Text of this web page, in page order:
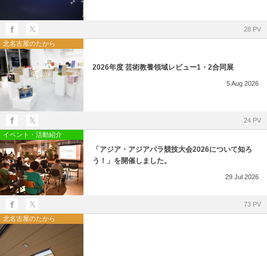
28 PV
北名古屋のたから
2026年度 芸術教養領域レビュー1・2合同展
5Aug 2026
24 PV
イベント・活動紹介
「アジア・アジアパラ競技大会2026について知ろ
う！」を開催しました。
29 Jul 2026
73 PV
北名古屋のたから